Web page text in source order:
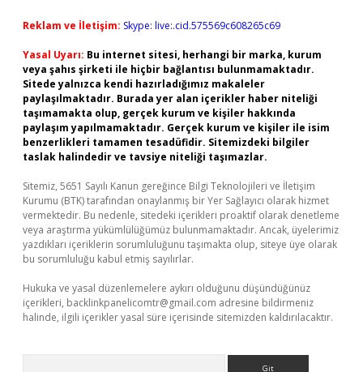
Reklam ve İletişim: Skype: live:.cid.575569c608265c69
Yasal Uyarı: Bu internet sitesi, herhangi bir marka, kurum
veya şahıs şirketi ile hiçbir bağlantısı bulunmamaktadır.
Sitede yalnızca kendi hazırladığımız makaleler
paylaşılmaktadır. Burada yer alan içerikler haber niteliği
taşımamakta olup, gerçek kurum ve kişiler hakkında
paylaşım yapılmamaktadır. Gerçek kurum ve kişiler ile isim
benzerlikleri tamamen tesadüfidir. Sitemizdeki bilgiler
taslak halindedir ve tavsiye niteliği taşımazlar.
Sitemiz, 5651 Sayılı Kanun gereğince Bilgi Teknolojileri ve İletişim
Kurumu (BTK) tarafından onaylanmış bir Yer Sağlayıcı olarak hizmet
vermektedir. Bu nedenle, sitedeki içerikleri proaktif olarak denetleme
veya araştırma yükümlülüğümüz bulunmamaktadır. Ancak, üyelerimiz
yazdıkları içeriklerin sorumluluğunu taşımakta olup, siteye üye olarak
bu sorumluluğu kabul etmiş sayılırlar.
Hukuka ve yasal düzenlemelere aykırı olduğunu düşündüğünüz
içerikleri, backlinkpanelicomtr@gmail.com adresine bildirmeniz
halinde, ilgili içerikler yasal süre içerisinde sitemizden kaldırılacaktır.